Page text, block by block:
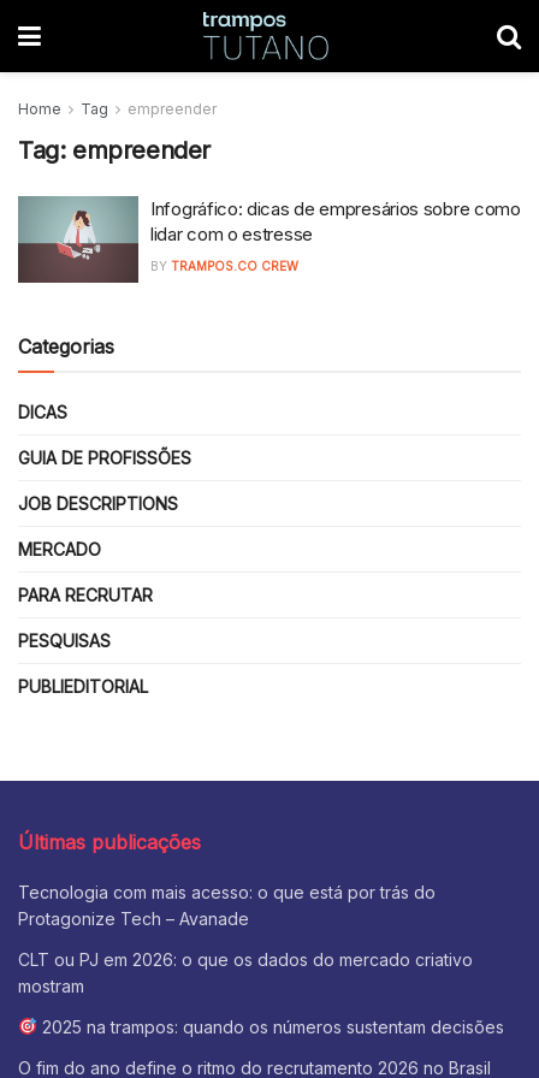
Home Tag empreender
Tag: empreender
Infográfico: dicas de empresários sobre como
lidar com o estresse
BY TRAMPOS.CO CREW
Categorias
DICAS
GUIA DE PROFISSÕES
JOB DESCRIPTIONS
MERCADO
PARA RECRUTAR
PESQUISAS
PUBLIEDITORIAL
Últimas publicações
Tecnologia com mais acesso: o que está por trás do
Protagonize Tech – Avanade
CLT ou PJ em 2026: o que os dados do mercado criativo
mostram
2025 na trampos: quando os números sustentam decisões
O fim do ano define o ritmo do recrutamento 2026 no Brasil